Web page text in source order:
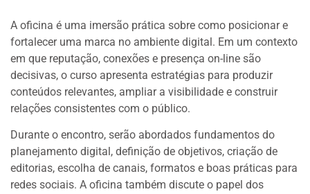
A oficina é uma imersão prática sobre como posicionar e
fortalecer uma marca no ambiente digital. Em um contexto
em que reputação, conexões e presença on-line são
decisivas, o curso apresenta estratégias para produzir
conteúdos relevantes, ampliar a visibilidade e construir
relações consistentes com o público.
Durante o encontro, serão abordados fundamentos do
planejamento digital, definição de objetivos, criação de
editorias, escolha de canais, formatos e boas práticas para
redes sociais. A oficina também discute o papel dos